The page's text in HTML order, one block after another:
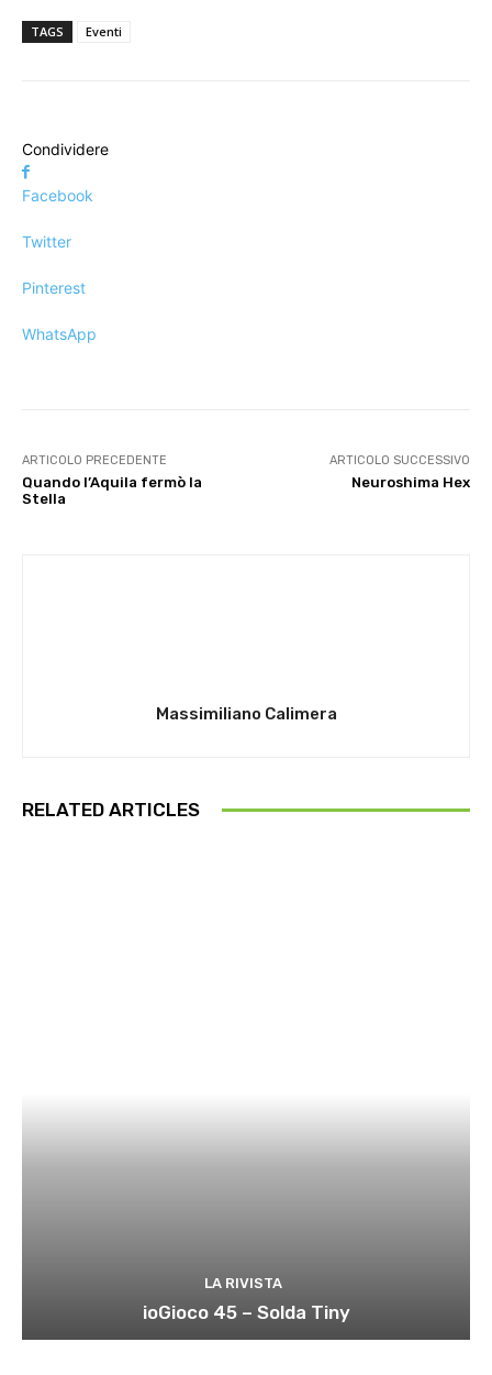
TAGS Eventi
Condividere
Facebook
Twitter
Pinterest
WhatsApp
ARTICOLO PRECEDENTE
Quando l’Aquila fermò la
Stella
ARTICOLO SUCCESSIVO
Neuroshima Hex
Massimiliano Calimera
RELATED ARTICLES
LA RIVISTA
ioGioco 45 – Solda Tiny